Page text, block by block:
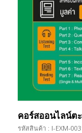
คอร์สออนไลน์ต
รหัสสินค้า : I-EXM-